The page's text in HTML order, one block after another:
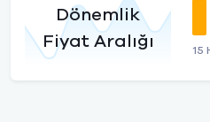
Dönemlik
Fiyat Aralığı
15